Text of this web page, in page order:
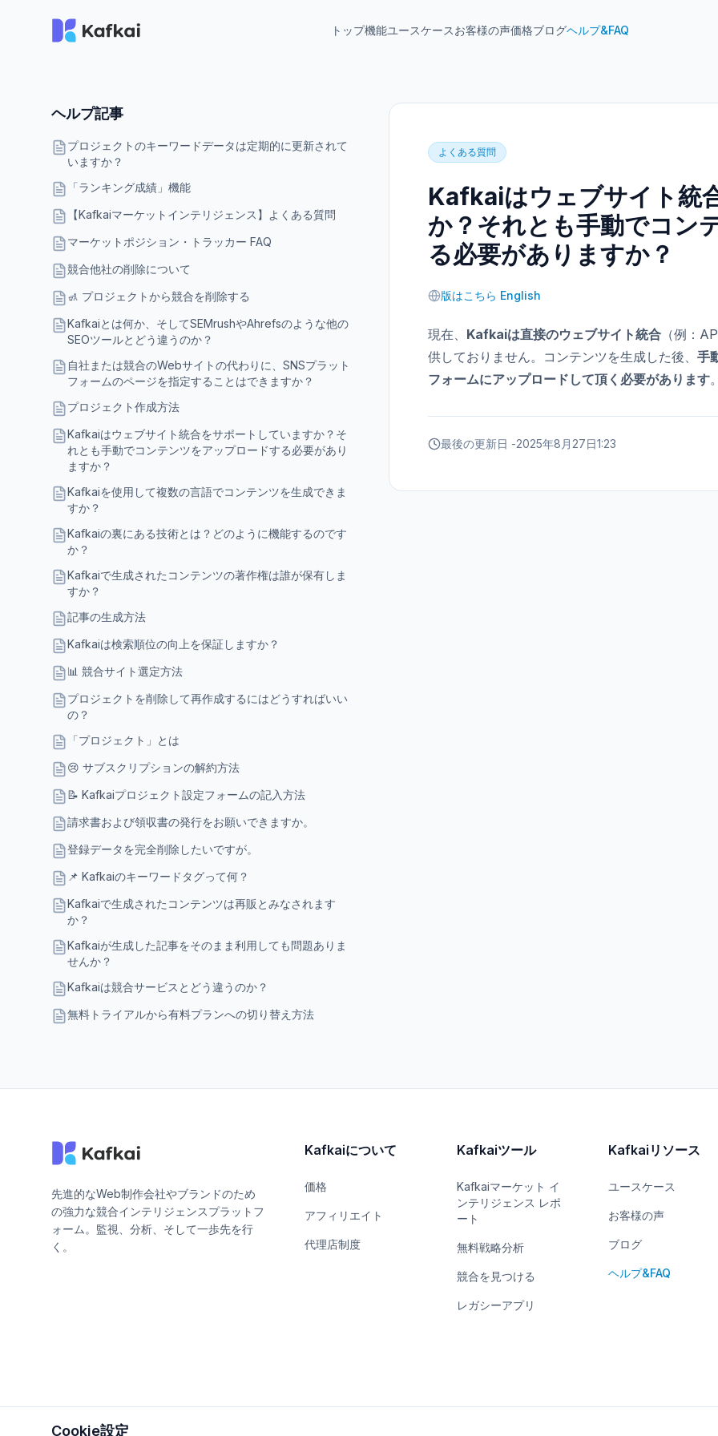
トップ機能ユースケースお客様の声価格ブログヘルプ&FAQ
ヘルプ記事
プロジェクトのキーワードデータは定期的に更新されて
いますか？
「ランキング成績」機能
【Kafkaiマーケットインテリジェンス】よくある質問
マーケットポジション・トラッカー FAQ
競合他社の削除について
🚮 プロジェクトから競合を削除する
Kafkaiとは何か、そしてSEMrushやAhrefsのような他の
SEOツールとどう違うのか？
自社または競合のWebサイトの代わりに、SNSプラット
フォームのページを指定することはできますか？
プロジェクト作成方法
Kafkaiはウェブサイト統合をサポートしていますか？そ
れとも手動でコンテンツをアップロードする必要があり
ますか？
Kafkaiを使用して複数の言語でコンテンツを生成できま
すか？
Kafkaiの裏にある技術とは？どのように機能するのです
か？
Kafkaiで生成されたコンテンツの著作権は誰が保有しま
すか？
記事の生成方法
Kafkaiは検索順位の向上を保証しますか？
📊 競合サイト選定方法
プロジェクトを削除して再作成するにはどうすればいい
の？
「プロジェクト」とは
😢 サブスクリプションの解約方法
📝 Kafkaiプロジェクト設定フォームの記入方法
請求書および領収書の発行をお願いできますか。
登録データを完全削除したいですが。
📌 Kafkaiのキーワードタグって何？
Kafkaiで生成されたコンテンツは再販とみなされます
か？
Kafkaiが生成した記事をそのまま利用しても問題ありま
せんか？
Kafkaiは競合サービスとどう違うのか？
無料トライアルから有料プランへの切り替え方法
よくある質問
Kafkaiはウェブサイト統
か？それとも手動でコン
る必要がありますか？
版はこちら English
現在、 Kafkaiは直接のウェブサイト統合 （例：
供しておりません。コンテンツを生成した後、手
フォームにアップロードして頂く必要があります
最後の更新日 -2025年8月27日1:23
先進的なWeb制作会社やブランドのため
の強力な競合インテリジェンスプラットフ
ォーム。監視、分析、そして一歩先を行
く。
Kafkaiについて
価格
アフィリエイト
代理店制度
Kafkaiツール
Kafkaiマーケット イ
ンテリジェンス レポ
ート
無料戦略分析
競合を見つける
レガシーアプリ
Kafkaiリソース
ユースケース
お客様の声
ブログ
ヘルプ&FAQ
Cookie設定